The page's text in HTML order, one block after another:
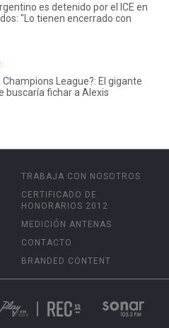
es detenido por el ICE en
"Lo tienen encerrado con
Champions League?: El gigante
buscaría fichar a Alexis
TRABAJA CON NOSOTROS
CERTIFICADO DE
HONORARIOS 2012
MEDICIÓN ANTENAS
CONTACTO
BRANDED CONTENT